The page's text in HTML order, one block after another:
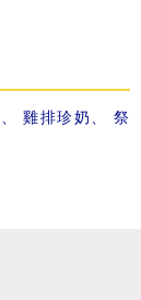
、雞排珍奶、祭